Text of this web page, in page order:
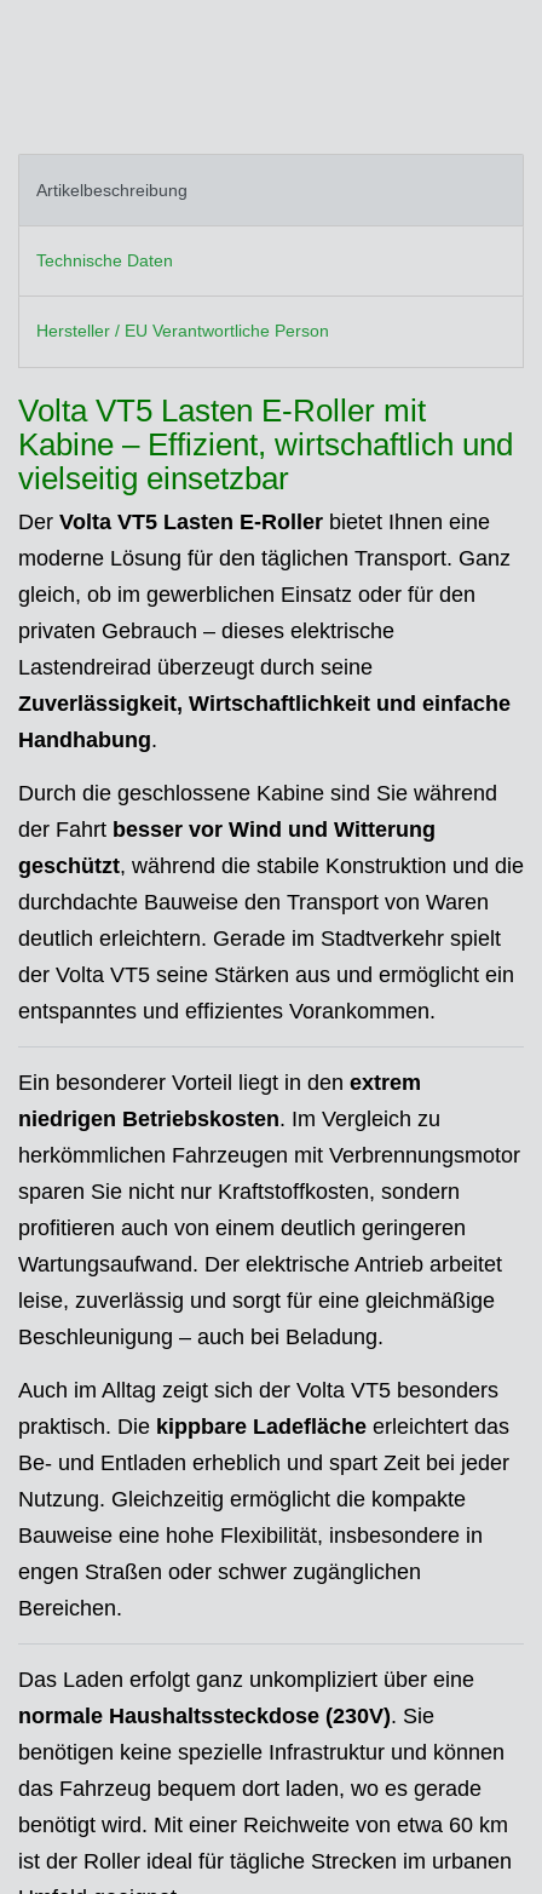
Artikelbeschreibung
Technische Daten
Hersteller / EU Verantwortliche Person
Volta VT5 Lasten E-Roller mit
Kabine – Effizient, wirtschaftlich und
vielseitig einsetzbar
Der Volta VT5 Lasten E-Roller bietet Ihnen eine
moderne Lösung für den täglichen Transport. Ganz
gleich, ob im gewerblichen Einsatz oder für den
privaten Gebrauch – dieses elektrische
Lastendreirad überzeugt durch seine
Zuverlässigkeit, Wirtschaftlichkeit und einfache
Handhabung.
Durch die geschlossene Kabine sind Sie während
der Fahrt besser vor Wind und Witterung
geschützt, während die stabile Konstruktion und die
durchdachte Bauweise den Transport von Waren
deutlich erleichtern. Gerade im Stadtverkehr spielt
der Volta VT5 seine Stärken aus und ermöglicht ein
entspanntes und effizientes Vorankommen.
Ein besonderer Vorteil liegt in den extrem
niedrigen Betriebskosten. Im Vergleich zu
herkömmlichen Fahrzeugen mit Verbrennungsmotor
sparen Sie nicht nur Kraftstoffkosten, sondern
profitieren auch von einem deutlich geringeren
Wartungsaufwand. Der elektrische Antrieb arbeitet
leise, zuverlässig und sorgt für eine gleichmäßige
Beschleunigung – auch bei Beladung.
Auch im Alltag zeigt sich der Volta VT5 besonders
praktisch. Die kippbare Ladefläche erleichtert das
Be- und Entladen erheblich und spart Zeit bei jeder
Nutzung. Gleichzeitig ermöglicht die kompakte
Bauweise eine hohe Flexibilität, insbesondere in
engen Straßen oder schwer zugänglichen
Bereichen.
Das Laden erfolgt ganz unkompliziert über eine
normale Haushaltssteckdose (230V). Sie
benötigen keine spezielle Infrastruktur und können
das Fahrzeug bequem dort laden, wo es gerade
benötigt wird. Mit einer Reichweite von etwa 60 km
ist der Roller ideal für tägliche Strecken im urbanen